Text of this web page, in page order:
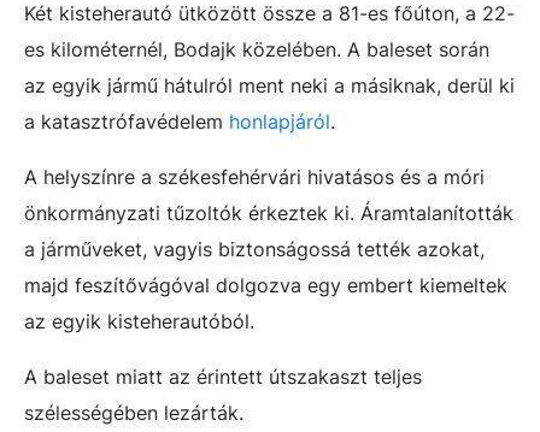
Két kisteherautó ütközött össze a 81-es főúton, a 22-
es kilométernél, Bodajk közelében. A baleset során
az egyik jármű hátulról ment neki a másiknak, derül ki
a katasztrófavédelem honlapjáról.
A helyszínre a székesfehérvári hivatásos és a móri
önkormányzati tűzoltók érkeztek ki. Áramtalanították
a járműveket, vagyis biztonságossá tették azokat,
majd feszítővágóval dolgozva egy embert kiemeltek
az egyik kisteherautóból.
A baleset miatt az érintett útszakaszt teljes
szélességében lezárták.